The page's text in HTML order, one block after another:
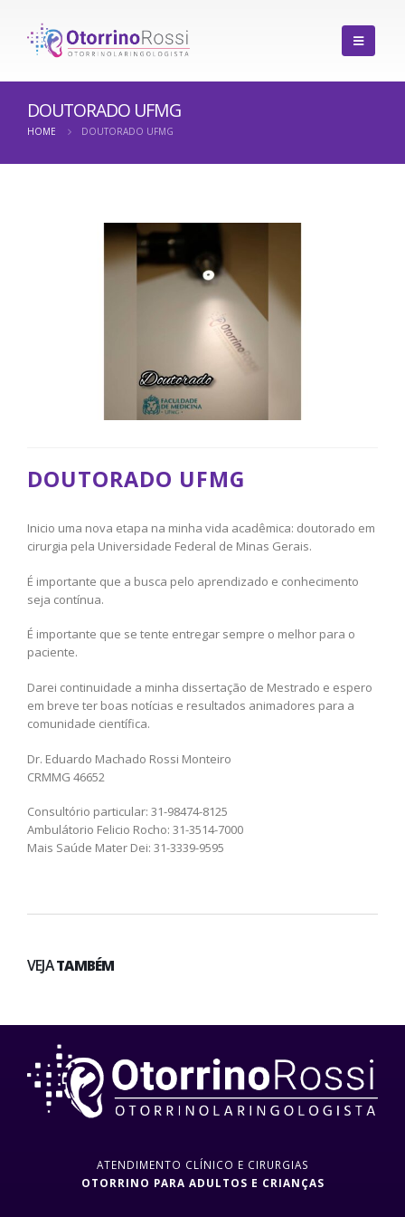
DOUTORADO UFMG
HOME DOUTORADO UFMG
DOUTORADO UFMG
Inicio uma nova etapa na minha vida acadêmica: doutorado em
cirurgia pela Universidade Federal de Minas Gerais.
É importante que a busca pelo aprendizado e conhecimento
seja contínua.
É importante que se tente entregar sempre o melhor para o
paciente.
Darei continuidade a minha dissertação de Mestrado e espero
em breve ter boas notícias e resultados animadores para a
comunidade científica.
Dr. Eduardo Machado Rossi Monteiro
CRMMG 46652
Consultório particular: 31-98474-8125
Ambulátorio Felicio Rocho: 31-3514-7000
Mais Saúde Mater Dei: 31-3339-9595
VEJATAMBÉM
ATENDIMENTO CLÍNICO E CIRURGIAS
OTORRINO PARA ADULTOS E CRIANÇAS